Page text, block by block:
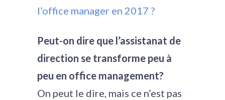
l’office manager en 2017 ?
Peut-on dire que l’assistanat de
direction se transforme peu à
peu en office management?
On peut le dire, mais ce n’est pas